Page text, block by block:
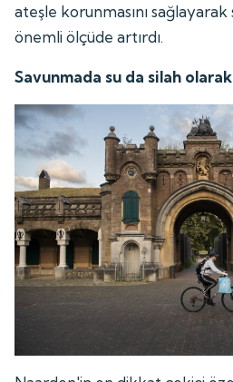
ateşle korunmasını
önemli ölçüde artırdı.
Savunmada su da silah olarak